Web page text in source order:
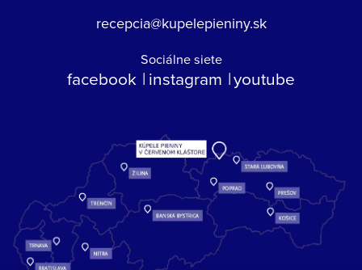
recepcia@kupelepieniny.sk
Sociálne siete
facebook instagram youtube